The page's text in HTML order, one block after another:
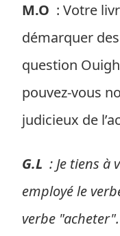
M.O : Votre
démarquer
question
pouvez-vous
judicieux de
G.L : Je tiens à
employé le
verbe